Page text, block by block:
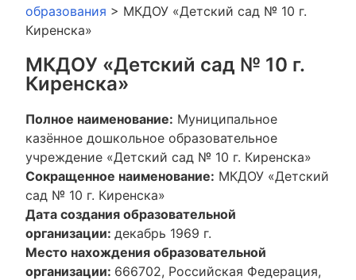
образования > МКДОУ «Детский сад № 10 г.
Киренска»
МКДОУ «Детский сад № 10 г.
Киренска»
Полное наименование: Муниципальное
казённое дошкольное образовательное
учреждение «Детский сад № 10 г. Киренска»
Сокращенное наименование: МКДОУ «Детский
сад № 10 г. Киренска»
Дата создания образовательной
организации: декабрь 1969 г.
Место нахождения образовательной
организации: 666702, Российская Федерация,